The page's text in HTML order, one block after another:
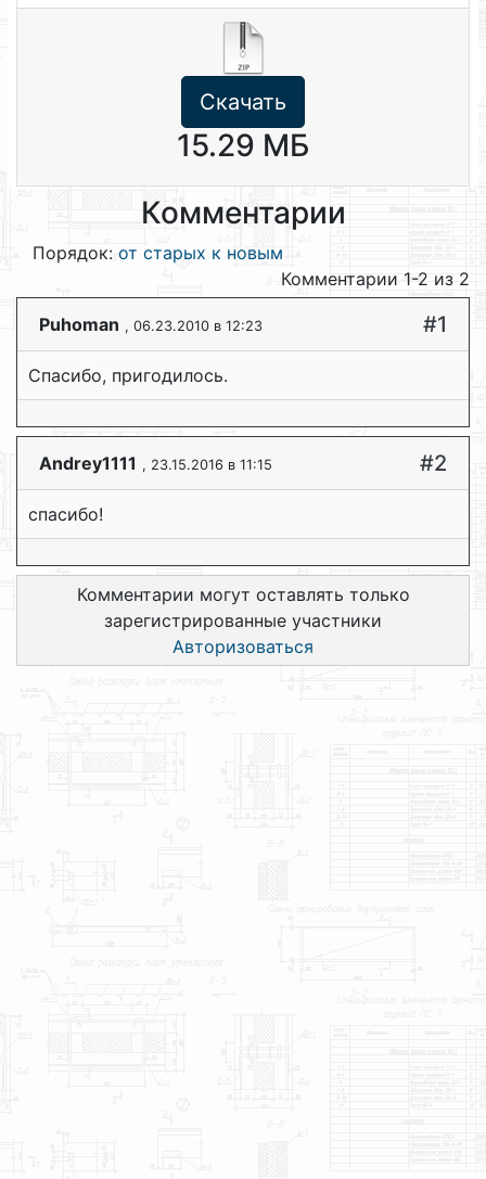
Скачать
15.29 МБ
Комментарии
Порядок: от старых к новым
Комментарии 1-2 из 2
Puhoman , 06.23.2010 в 12:23 #1
Спасибо, пригодилось.
Andrey1111 , 23.15.2016 в 11:15 #2
спасибо!
Комментарии могут оставлять только
зарегистрированные участники
Авторизоваться